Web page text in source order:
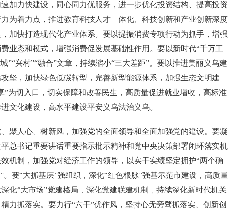
加力快建设，同心同力优服务，进一步优化投资结构、提高投资
为着力点，推进教育科技人才一体化、科技创新和产业创新深度
加快打造现代化产业体系。要以提振消费专项行动为抓手，增强
业态和模式，增强消费促发展基础性作用。要以新时代“千万工
”“兴村”“融合”文章，持续缩小“三大差距”。要以推进美丽义乌建
坚，加快绿色低碳转型，完善新型能源体系，加强生态文明建
”为切入口，切实保障和改善民生，高质量促进就业增收，高标准
文化建设，高水平建设平安义乌法治义乌。
人心、树新风，加强党的全面领导和全面加强党的建设。要凝
总书记重要讲话重要指示批示精神和党中央决策部署闭环落实机
机制，加强党对经济工作的领导，以实干实绩坚定拥护“两个确
。要“大抓基层”强组织，深化“红色根脉”强基示范市建设，高质量
化“大市场”党建格局，深化党建联建机制，持续深化新时代机关
力抓落实。要力行“六干”优作风，坚持心无旁骛抓落实、创新创